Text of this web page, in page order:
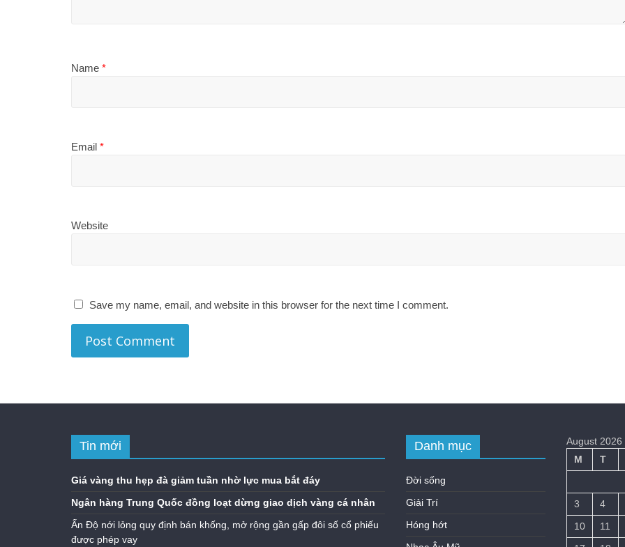
Name *
Email *
Website
Save my name, email, and website in this browser for the next time I comment.
Tin mới
Giá vàng thu hẹp đà giảm tuần nhờ lực mua bắt đáy
Ngân hàng Trung Quốc đồng loạt dừng giao dịch vàng cá nhân
Ấn Độ nới lỏng quy định bán khống, mở rộng gần gấp đôi số cổ phiếu
được phép vay
Danh mục
Đời sống
Giải Trí
Hóng hớt
August 2026
M
T
3
4
10
11